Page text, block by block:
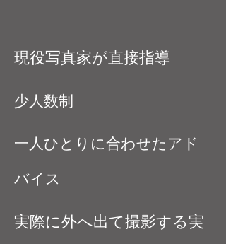
現役写真家が直接指導
少人数制
一人ひとりに合わせたアド
バイス
実際に外へ出て撮影する実